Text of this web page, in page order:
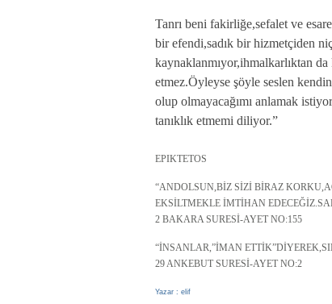
Tanrı beni fakirliğe,sefalet ve
bir efendi,sadık bir hizmetçiden
kaynaklanmıyor,ihmalkarlıktan
etmez.Öyleyse şöyle seslen
olup olmayacağımı anlamak
tanıklık etmemi diliyor.”
EPIKTETOS
“ANDOLSUN,BİZ SİZİ BİRAZ
EKSİLTMEKLE İMTİHAN
2 BAKARA SURESİ-AYET NO:155
“İNSANLAR,”İMAN
29 ANKEBUT SURESİ-AYET NO:2
Yazar : elif